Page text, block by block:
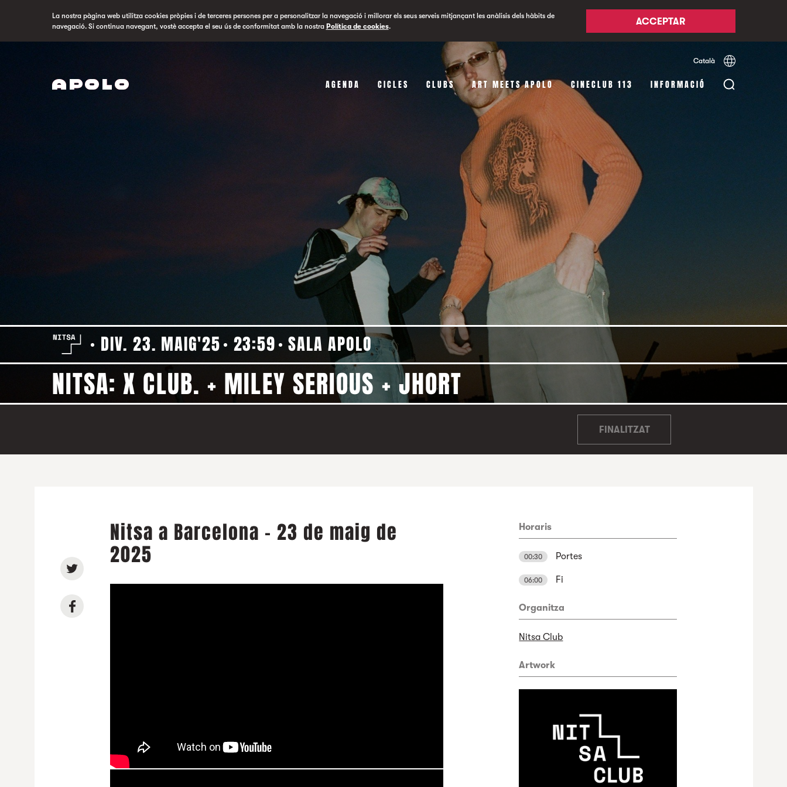
La nostra pàgina web utilitza cookies pròpies i de terceres persones per a personalitzar la navegació i millorar els seus serveis mitjançant les anàlisis dels hàbits de
navegació. Si continua navegant, vostè accepta el seu ús de conformitat amb la nostra Política de cookies. ACCEPTAR
Català Español
AGENDA CICLES CLUBS ART MEETS APOLO CINECLUB 113 INFORMACIÓ
DIV. 23. MAIG'25 23:59 SALA APOLO
NITSA: X CLUB. + MILEY SERIOUS + JHORT
FINALITZAT
Nitsa a Barcelona - 23 de maig de
2025
Horaris
00:30 Portes
06:00 Fi
Organitza
Nitsa Club
Artwork